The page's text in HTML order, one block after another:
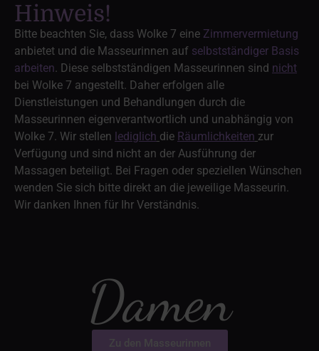
Hinweis!
Bitte beachten Sie, dass Wolke 7 eine Zimmervermietung
anbietet und die Masseurinnen auf selbstständiger Basis
arbeiten. Diese selbstständigen Masseurinnen sind nicht
bei Wolke 7 angestellt. Daher erfolgen alle
Dienstleistungen und Behandlungen durch die
Masseurinnen eigenverantwortlich und unabhängig von
Wolke 7. Wir stellen lediglich die Räumlichkeiten zur
Verfügung und sind nicht an der Ausführung der
Massagen beteiligt. Bei Fragen oder speziellen Wünschen
wenden Sie sich bitte direkt an die jeweilige Masseurin.
Wir danken Ihnen für Ihr Verständnis.
Damen
Zu den Masseurinnen